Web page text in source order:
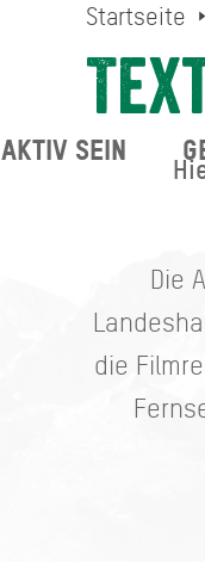
Startseite
Die
die
AKTIV SEIN